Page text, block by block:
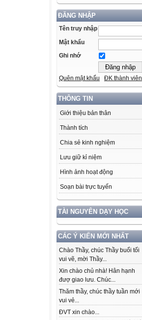
ĐĂNG NHẬP
Tên truy nhập
Mật khẩu
Ghi nhớ
Quên mật khẩu ĐK thành viên
THÔNG TIN
Giới thiệu bản thân
Thành tích
Chia sẻ kinh nghiệm
Lưu giữ kỉ niệm
Hình ảnh hoạt động
Soạn bài trực tuyến
TÀI NGUYÊN DẠY HỌC
CÁC Ý KIẾN MỚI NHẤT
Chào Thầy, chúc Thầy buổi tối
vui vẽ, mời Thầy...
Xin chào chủ nhà! Hân hạnh
đượ giao lưu. Chúc...
Thăm thầy, chúc thầy tuần mới
vui vẻ...
ĐVT xin chào...